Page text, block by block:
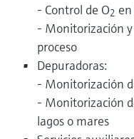
- Control de O2
- Monitorización
proceso
Depuradoras:
- Monitorización
- Monitorización
lagos o mares